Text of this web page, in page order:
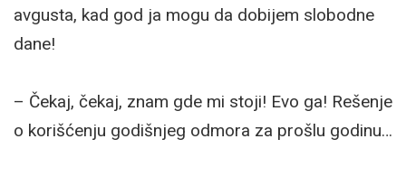
avgusta, kad god ja mogu da dobijem slobodne
dane!
– Čekaj, čekaj, znam gde mi stoji! Evo ga! Rešenje
o korišćenju godišnjeg odmora za prošlu godinu…